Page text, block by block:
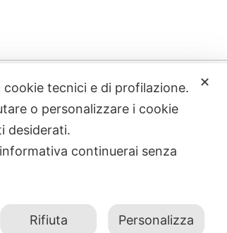
correlati
✕
tecnici e di profilazione.
o personalizzare i cookie
desiderati.
continuerai senza
Rifiuta Personalizza